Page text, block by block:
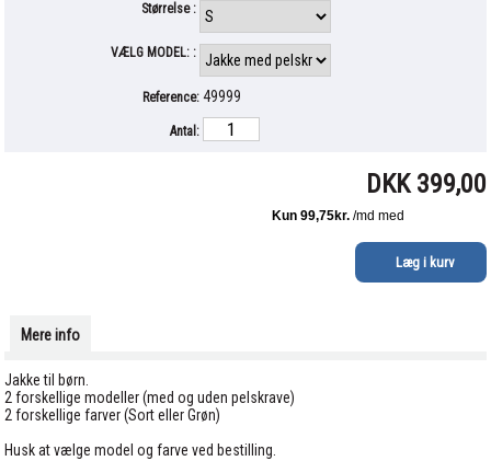
Størrelse :
VÆLG MODEL: :
Reference: 49999
Antal:
DKK 399,00
Mere info
Jakke til børn.
2 forskellige modeller (med og uden pelskrave)
2 forskellige farver (Sort eller Grøn)
Husk at vælge model og farve ved bestilling.